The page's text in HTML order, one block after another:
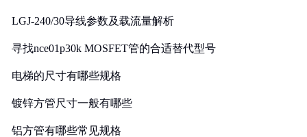
LGJ-240/30导线参数及载流量解析
寻找nce01p30k MOSFET管的合适替代型号
电梯的尺寸有哪些规格
镀锌方管尺寸一般有哪些
铝方管有哪些常见规格